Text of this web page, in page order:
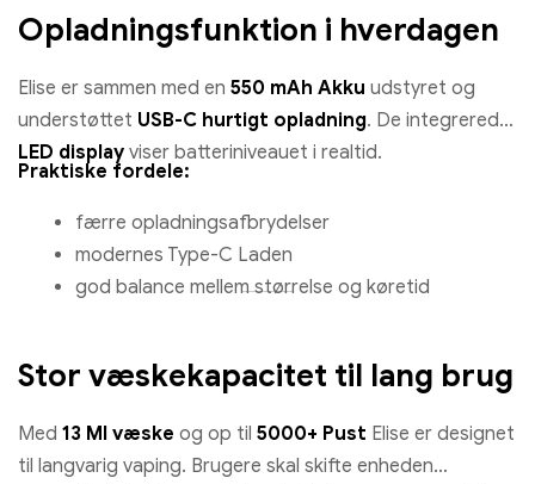
Opladningsfunktion i hverdagen
Elise er sammen med en 550 mAh Akku udstyret og
understøttet USB-C hurtigt opladning. De integrerede
LED display viser batteriniveauet i realtid.
Praktiske fordele:
færre opladningsafbrydelser
modernes Type-C Laden
god balance mellem størrelse og køretid
Stor væskekapacitet til lang brug
Med 13 Ml væske og op til 5000+ Pust Elise er designet
til langvarig vaping. Brugere skal skifte enheden